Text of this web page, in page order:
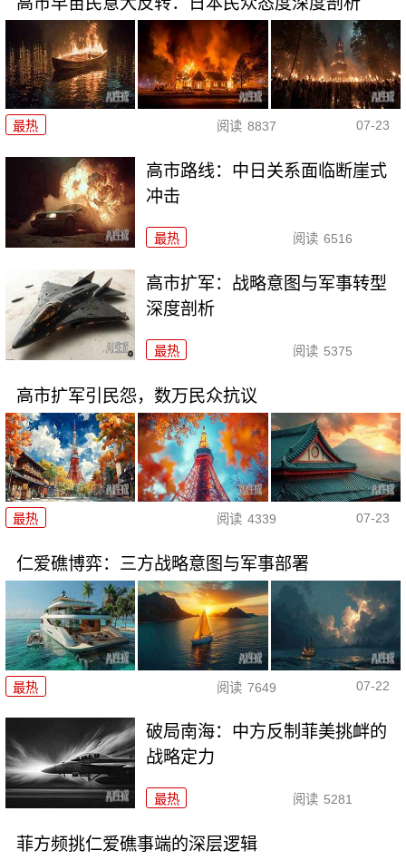
最热 阅读 8837 07-23
高市路线：中日关系面临断崖式
冲击
最热 阅读 6516
高市扩军：战略意图与军事转型
深度剖析
最热 阅读 5375
高市扩军引民怨，数万民众抗议
最热 阅读 4339 07-23
仁爱礁博弈：三方战略意图与军事部署
最热 阅读 7649 07-22
破局南海：中方反制菲美挑衅的
战略定力
最热 阅读 5281
菲方频挑仁爱礁事端的深层逻辑